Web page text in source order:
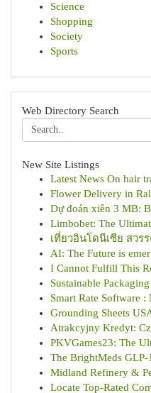
Science
Shopping
Society
Sports
Web Directory Search
New Site Listings
Latest News On hair
Flower Delivery in
Dự đoán xiên 3 MB:
Limbobet: The
เที่ยวอินโดนีเซีย สวร
AI: The Future is
I Cannot Fulfill This
Sustainable
Smart Rate Software
Grounding Sheets
Atrakcyjny Kredyt:
PKVGames23: The
The BrightMeds GLP-
Midland Refinery &
Locate Top-Rated